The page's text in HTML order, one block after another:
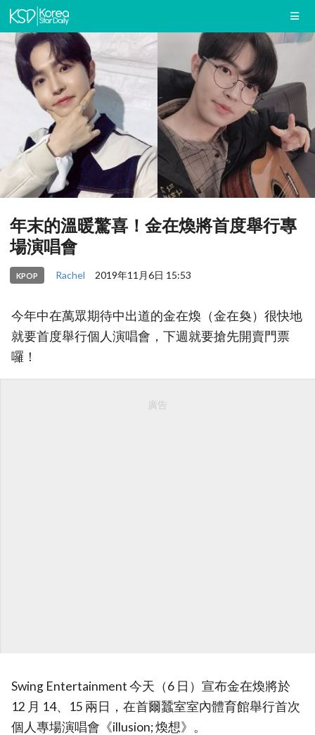
年末的溫暖驚喜！金在煥將首度舉行專
場演唱會
KPOP Rachel 2019年11月6日 15:53
今年中在萬眾期待中出道的金在煥（金在奐）很快地
就要首度舉行個人演唱會，下週就要搶先開賣門票
囉！
廣告
Swing Entertainment 今天（6 日）宣布金在煥將於
12 月 14、15 兩日，在首爾蠶室室內體育館舉行首次
個人專場演唱會《illusion; 煥想》。